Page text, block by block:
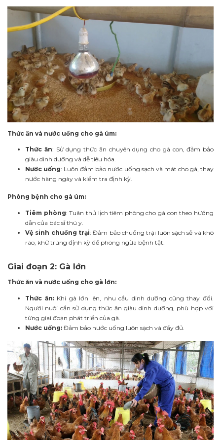
Thức ăn và nước uống cho gà úm:
Thức ăn: Sử dụng thức ăn chuyên dụng cho gà con, đảm bảo
giàu dinh dưỡng và dễ tiêu hóa.
Nước uống: Luôn đảm bảo nước uống sạch và mát cho gà, thay
nước hàng ngày và kiểm tra định kỳ.
Phòng bệnh cho gà úm:
Tiêm phòng: Tuân thủ lịch tiêm phòng cho gà con theo hướng
dẫn của bác sĩ thú y.
Vệ sinh chuồng trại: Đảm bảo chuồng trại luôn sạch sẽ và khô
ráo, khử trùng định kỳ để phòng ngừa bệnh tật.
Giai đoạn 2: Gà lớn
Thức ăn và nước uống cho gà lớn:
Thức ăn:Khi gà lớn lên, nhu cầu dinh dưỡng cũng thay đổi.
Người nuôi cần sử dụng thức ăn giàu dinh dưỡng, phù hợp với
từng giai đoạn phát triển của gà.
Nước uống: Đảm bảo nước uống luôn sạch và đầy đủ.